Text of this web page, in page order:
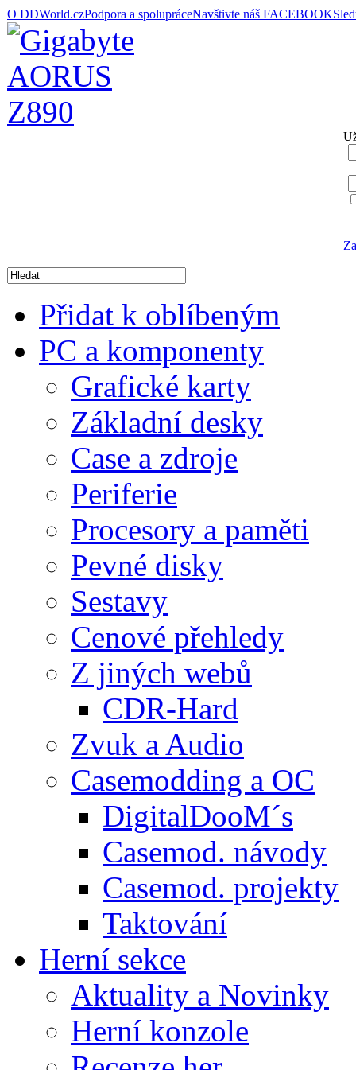
O DDWorld.czPodpora a spolupráceNavštivte náš FACEBOOK
Přidat k oblíbeným
PC a komponenty
Grafické karty
Základní desky
Case a zdroje
Periferie
Procesory a paměti
Pevné disky
Sestavy
Cenové přehledy
Z jiných webů
CDR-Hard
Zvuk a Audio
Casemodding a OC
DigitalDooM´s
Casemod. návody
Casemod. projekty
Taktování
Herní sekce
Aktuality a Novinky
Herní konzole